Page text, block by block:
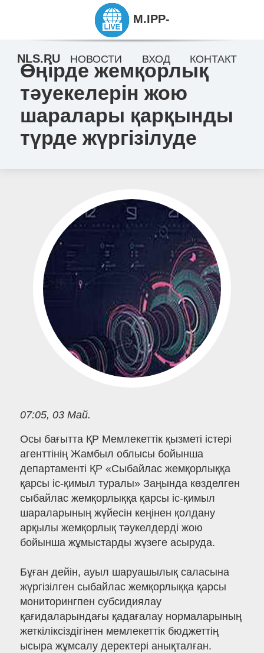
Өңірде жемқорлық
тәуекелерін жою
шаралары қарқынды
түрде жүргізілуде
07:05, 03 Май.
Осы бағытта ҚР Мемлекеттік қызметі істері
агенттінің Жамбыл облысы бойынша
департаменті ҚР «Сыбайлас жемқорлыққа
қарсы іс-қимыл туралы» Заңында көзделген
сыбайлас жемқорлыққа қарсы іс-қимыл
шараларының жүйесін кеңінен қолдану
арқылы жемқорлық тәукелдерді жою
бойынша жұмыстарды жүзеге асыруда.
Бұған дейін, ауыл шаруашылық саласына
жүргізілген сыбайлас жемқорлыққа қарсы
мониторингпен субсидиялау
қағидаларындағы қадағалау нормаларының
жеткіліксіздігінен мемлекеттік бюджеттің
ысыра жұмсалу деректері анықталған.
M.IPP-
NLS.RU НОВОСТИ ВХОД КОНТАКТ